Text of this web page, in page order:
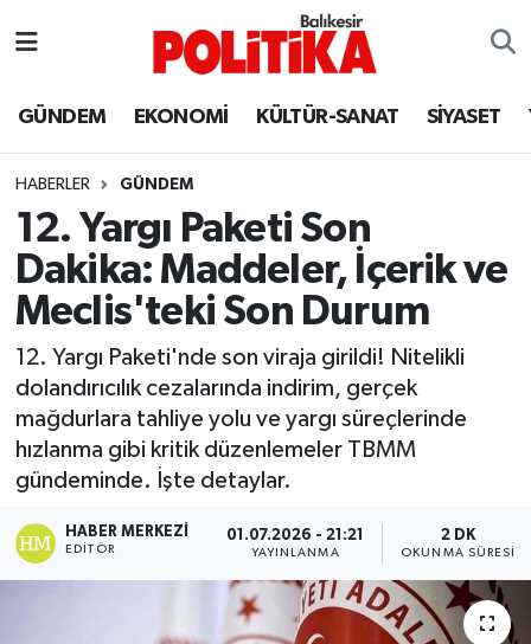
GÜNDEM EKONOMİ KÜLTÜR-SANAT SİYASET
HABERLER GÜNDEM
12. Yargı Paketi Son
Dakika: Maddeler, İçerik ve
Meclis'teki Son Durum
12. Yargı Paketi'nde son viraja girildi! Nitelikli
dolandırıcılık cezalarında indirim, gerçek
mağdurlara tahliye yolu ve yargı süreçlerinde
hızlanma gibi kritik düzenlemeler TBMM
gündeminde. İşte detaylar.
HABER MERKEZI
EDITÖR
01.07.2026 - 21:21
YAYINLANMA
2 DK
OKUNMA SÜRESI
Ayvalık
Balya
Bandırma
Bigadiç
BİYOGRAFİLER
Burhaniye
Dursunbey
Balıkesir Hava Durumu
Balıkesir Namaz Vakitleri
Balıkesir Trafik Yoğunluk Haritası
Süper Lig Puan Durumu ve Fikstür
Tüm Manşetler
Son Dakika Haberleri